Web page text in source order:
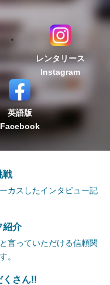
レンタリース
Instagram
英語版
Facebook
戦
カスしたインタビュー記
紹介
言っていただける信頼関
。
くさん!!